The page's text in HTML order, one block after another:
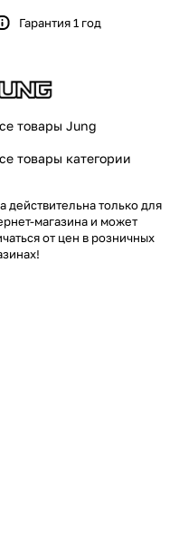
Гарантия 1 год
товары Jung
товары категории
действительна только для
магазина и может
от цен в розничных